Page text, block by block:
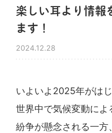
楽しい耳より情報
ます！
2024.12.28
いよいよ2025年がはじ
世界中で気候変動によ
紛争が懸念される一方